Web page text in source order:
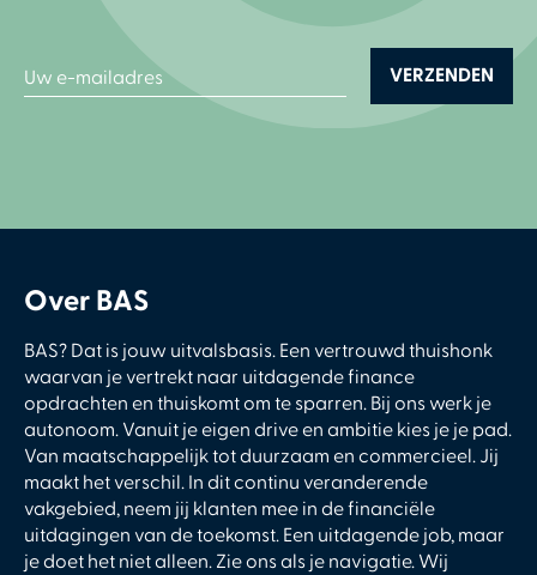
Over BAS
BAS? Dat is jouw uitvalsbasis. Een vertrouwd thuishonk
waarvan je vertrekt naar uitdagende finance
opdrachten en thuiskomt om te sparren. Bij ons werk je
autonoom. Vanuit je eigen drive en ambitie kies je je pad.
Van maatschappelijk tot duurzaam en commercieel. Jij
maakt het verschil. In dit continu veranderende
vakgebied, neem jij klanten mee in de financiële
uitdagingen van de toekomst. Een uitdagende job, maar
je doet het niet alleen. Zie ons als je navigatie. Wij